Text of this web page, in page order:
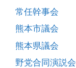
常任幹事会
熊本市議会
熊本県議会
野党合同演説会